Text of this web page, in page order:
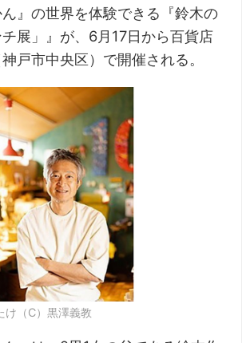
ん』の世界を体験できる『鈴木の
展」』が、6月17日から百貨店
戸市中央区）で開催される。
け（C）黒澤義教